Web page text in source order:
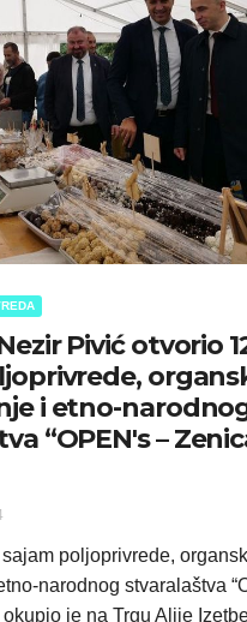
Pivić otvorio
i etno-
“OPEN's –
poljoprivrede,
narodnog stvaralaštva
okupio je na Trgu Alije